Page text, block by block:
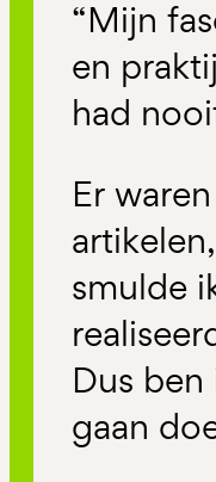
“Mijn
en
had
Er
smulde
Dus
gaan